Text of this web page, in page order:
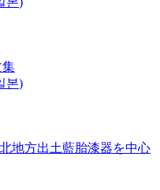
集
본)
地方出土藍胎漆器を中心